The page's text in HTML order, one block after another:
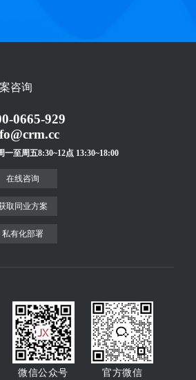
咨询
0665-929
一至周五8:30~12点 13:30~18:00
在线咨询
取同业方案
私有化部署
微信公众号
官方微信